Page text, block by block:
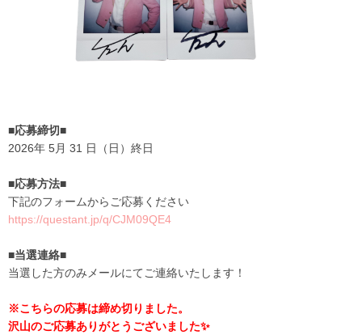
■応募締切■
2026年 5月 31 日（日）終日
■応募方法■
下記のフォームからご応募ください
https://questant.jp/q/CJM09QE4
■当選連絡■
当選した方のみメールにてご連絡いたします！
※こちらの応募は締め切りました。
沢山のご応募ありがとうございました✨